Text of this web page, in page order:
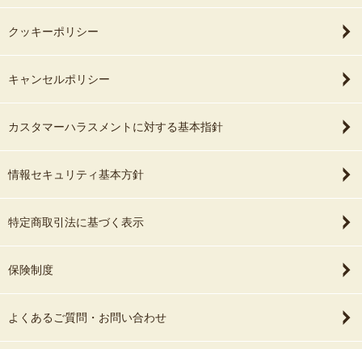
クッキーポリシー
キャンセルポリシー
カスタマーハラスメントに対する基本指針
情報セキュリティ基本方針
特定商取引法に基づく表示
保険制度
よくあるご質問・お問い合わせ